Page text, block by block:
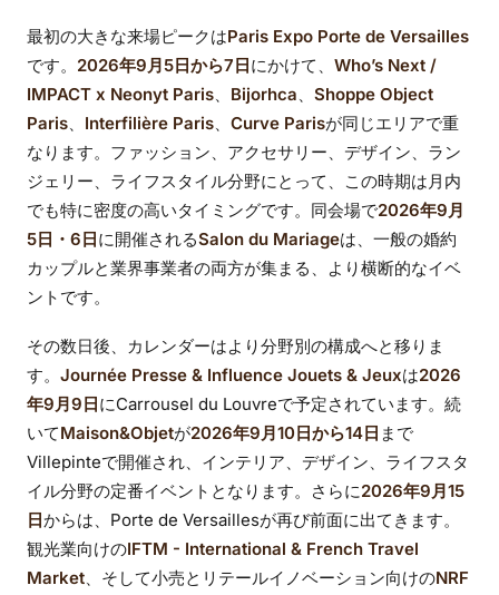
最初の大きな来場ピークはParis Expo Porte de Versailles
です。 2026年9月5日から7日 にかけて、 Who’s Next /
IMPACT x Neonyt Paris、 Bijorhca、 Shoppe Object
Paris、 Interfilière Paris、 Curve Parisが同じエリアで重
なります。ファッション、アクセサリー、デザイン、ラン
ジェリー、ライフスタイル分野にとって、この時期は月内
でも特に密度の高いタイミングです。同会場で2026年9月
5日・6日 に開催されるSalon du Mariageは、一般の婚約
カップルと業界事業者の両方が集まる、より横断的なイベ
ントです。
その数日後、カレンダーはより分野別の構成へと移りま
す。 Journée Presse & Influence Jouets & Jeuxは2026
年9月9日 にCarrousel du Louvreで予定されています。続
いてMaison&Objetが2026年9月10日から14日 まで
Villepinteで開催され、インテリア、デザイン、ライフスタ
イル分野の定番イベントとなります。さらに2026年9月15
日からは、Porte de Versaillesが再び前面に出てきます。
観光業向けのIFTM - International & French Travel
Market、そして小売とリテールイノベーション向けのNRF